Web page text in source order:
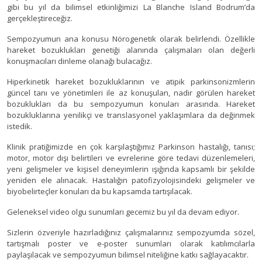
gibi bu yıl da bilimsel etkinliğimizi La Blanche Island Bodrum’da
gerçekleştireceğiz.
Sempozyumun ana konusu Nörogenetik olarak belirlendi. Özellikle
hareket bozuklukları genetiği alanında çalışmaları olan değerli
konuşmacıları dinleme olanağı bulacağız.
Hiperkinetik hareket bozukluklarının ve atipik parkinsonizmlerin
güncel tanı ve yönetimleri ile az konuşulan, nadir görülen hareket
bozuklukları da bu sempozyumun konuları arasında. Hareket
bozukluklarına yenilikçi ve translasyonel yaklaşımlara da değinmek
istedik.
Klinik pratiğimizde en çok karşılaştığımız Parkinson hastalığı, tanısı;
motor, motor dışı belirtileri ve evrelerine göre tedavi düzenlemeleri,
yeni gelişmeler ve kişisel deneyimlerin ışığında kapsamlı bir şekilde
yeniden ele alınacak. Hastalığın patofizyolojisindeki gelişmeler ve
biyobelirteçler konuları da bu kapsamda tartışılacak.
Geleneksel video olgu sunumları gecemiz bu yıl da devam ediyor.
Sizlerin özveriyle hazırladığınız çalışmalarınız sempozyumda sözel,
tartışmalı poster ve e-poster sunumları olarak katılımcılarla
paylaşılacak ve sempozyumun bilimsel niteliğine katkı sağlayacaktır.